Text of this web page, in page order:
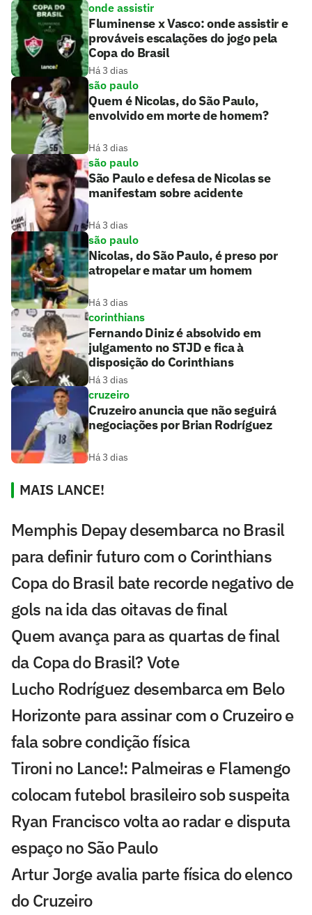
onde assistir
Fluminense x Vasco: onde assistir e
prováveis escalações do jogo pela
Copa do Brasil
Há 3 dias
são paulo
Quem é Nicolas, do São Paulo,
envolvido em morte de homem?
Há 3 dias
são paulo
São Paulo e defesa de Nicolas se
manifestam sobre acidente
Há 3 dias
são paulo
Nicolas, do São Paulo, é preso por
atropelar e matar um homem
Há 3 dias
corinthians
Fernando Diniz é absolvido em
julgamento no STJD e fica à
disposição do Corinthians
Há 3 dias
cruzeiro
Cruzeiro anuncia que não seguirá
negociações por Brian Rodríguez
Há 3 dias
MAIS LANCE!
Memphis Depay desembarca no Brasil
para definir futuro com o Corinthians
Copa do Brasil bate recorde negativo de
gols na ida das oitavas de final
Quem avança para as quartas de final
da Copa do Brasil? Vote
Lucho Rodríguez desembarca em Belo
Horizonte para assinar com o Cruzeiro e
fala sobre condição física
Tironi no Lance!: Palmeiras e Flamengo
colocam futebol brasileiro sob suspeita
Ryan Francisco volta ao radar e disputa
espaço no São Paulo
Artur Jorge avalia parte física do elenco
do Cruzeiro